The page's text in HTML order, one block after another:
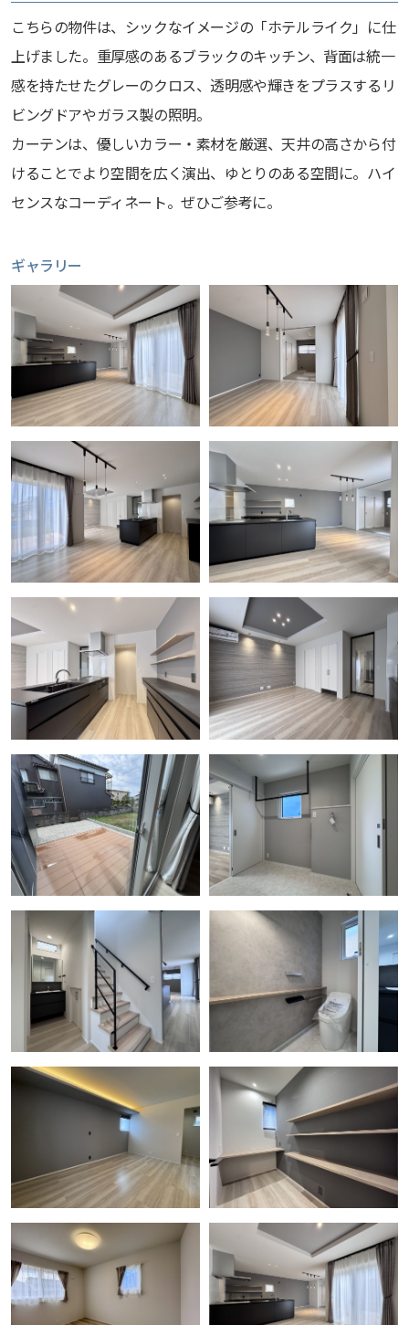
こちらの物件は、シックなイメージの「ホテルライク」に仕
上げました。重厚感のあるブラックのキッチン、背面は統一
感を持たせたグレーのクロス、透明感や輝きをプラスするリ
ビングドアやガラス製の照明。
カーテンは、優しいカラー・素材を厳選、天井の高さから付
けることでより空間を広く演出、ゆとりのある空間に。ハイ
センスなコーディネート。ぜひご参考に。
ギャラリー